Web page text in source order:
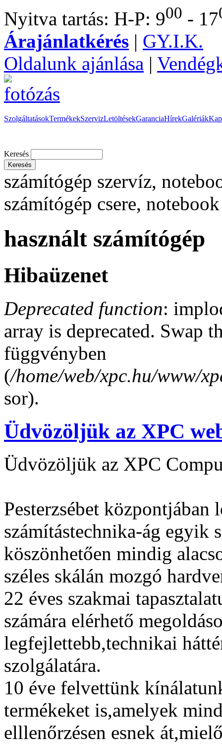
Nyitva tartás: H-P: 900 - 17
Árajánlatkérés | GY.I.K.
Oldalunk ajánlása |
SzolgáltatásokTermékekSzervizLetöltésekGaranciaHírekGalériák
Keresés
számítógép szervíz,
számítógép csere,
használt számítógép
Hibaüzenet
Deprecated function:
array is deprecated. Swap
függvényben
(/home/web/xpc.hu/www/
sor).
Üdvözöljük az XPC
Üdvözöljük az XPC
Pesterzsébet
számítástechnika-ág egyik
köszönhetően mindig
széles skálán mozgó
22 éves szakmai
számára elérhető
legfejlettebb,technikai
szolgálatára.
10 éve felvettünk
termékeket is,amelyek
elllenőrzésen esnek